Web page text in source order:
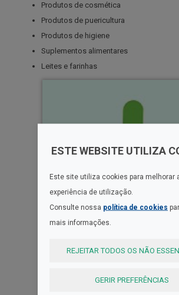
Produtos de cosmética
Produtos de puericultura
Produtos de higiene
Suplementos alimentares
Leites e farinhas
ESTE WEBSITE UTILIZA
Este site utiliza cookies para melhorar
experiência de utilização.
Consulte nossa política de cookies
mais informações.
REJEITAR TODOS OS NÃO
GERIR PREFERÊNCIAS